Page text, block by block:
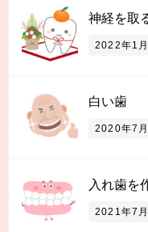
神経を取
2022年1
白い歯
2020年7
入れ歯を
2021年7